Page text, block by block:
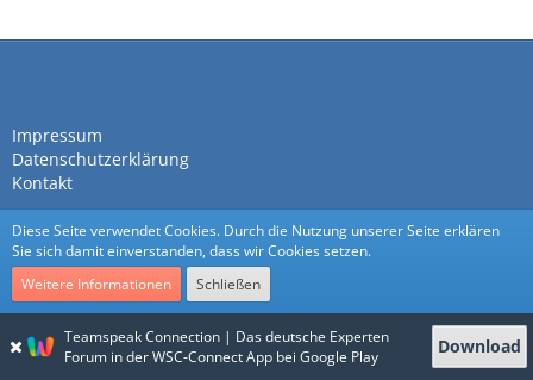
Impressum
Datenschutzerklärung
Kontakt
Community-Software:WoltLab Suite™
Stil:Nexusvoncls-design
Teamspeak Connection | Das deutsche Experten
Forum in der WSC-Connect App bei Google Play
Download
Diese Seite verwendet Cookies. Durch die Nutzung unserer Seite erklären
Sie sich damit einverstanden, dass wir Cookies setzen.
Weitere Informationen
Schließen